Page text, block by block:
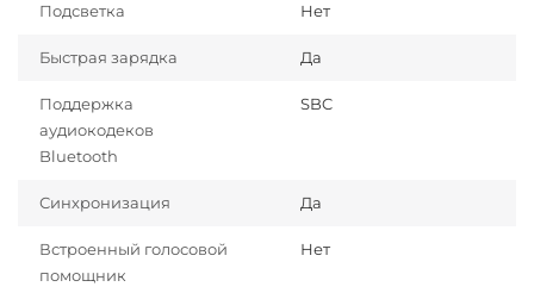
Подсветка Нет
Быстрая зарядка Да
Поддержка
аудиокодеков
Bluetooth
SBC
Синхронизация Да
Встроенный голосовой
помощник
Нет